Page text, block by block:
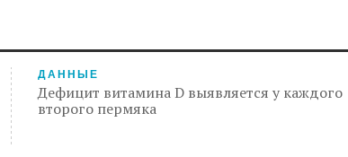
ДАННЫЕ
Дефицит витамина D выявляется у каждого
второго пермяка